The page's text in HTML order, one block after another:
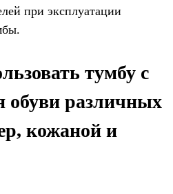
при эксплуатации
тумбу с
обуви различных
кожаной и